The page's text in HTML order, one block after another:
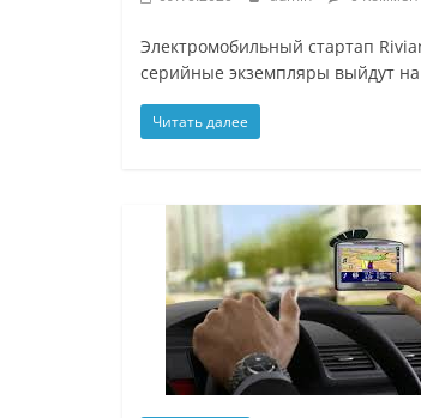
Электромобильный стартап
серийные экземпляры выйдут
Читать далее